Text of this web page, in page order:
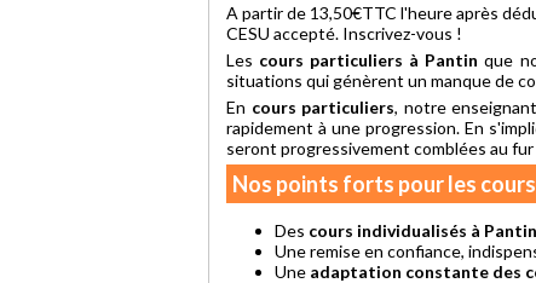
A partir de 13,50€TTC l'heure après
CESU accepté. Inscrivez-vous !
Les cours particuliers à Pantin que
situations qui génèrent un manque de
En cours particuliers, notre
rapidement à une progression. En
seront progressivement comblées au
Nos points forts pour les
Des cours individualisés à Pantin
Une remise en confiance,
Une adaptation constante des